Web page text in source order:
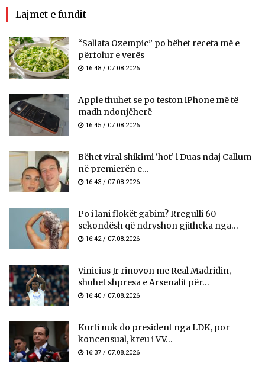
Lajmet e fundit
“Sallata Ozempic” po bëhet receta më e
përfolur e verës
16:48 / 07.08.2026
Apple thuhet se po teston iPhone më të
madh ndonjëherë
16:45 / 07.08.2026
Bëhet viral shikimi ‘hot’ i Duas ndaj Callum
në premierën e...
16:43 / 07.08.2026
Po i lani flokët gabim? Rregulli 60-
sekondësh që ndryshon gjithçka nga...
16:42 / 07.08.2026
Vinicius Jr rinovon me Real Madridin,
shuhet shpresa e Arsenalit për...
16:40 / 07.08.2026
Kurti nuk do president nga LDK, por
koncensual, kreu i VV...
16:37 / 07.08.2026